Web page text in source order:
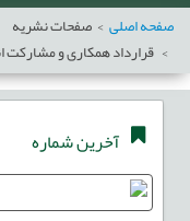
صفحه اصلی
صفحات نشریه
قرارداد همکاری و مشارکت
آخرین شماره